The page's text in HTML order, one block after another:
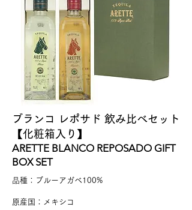
ブランコ レポサド 飲み比べセット
【化粧箱入り】
ARETTE BLANCO REPOSADO GIFT
BOX SET
品種：ブルーアガベ100%
原産国：メキシコ